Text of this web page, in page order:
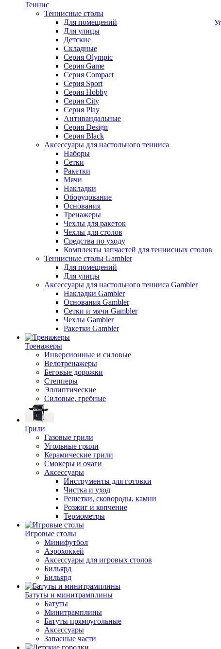
Теннис
Теннисные столы
Для помещений
Для улицы
Детские
Складные
Серия Olympic
Серия Game
Серия Compact
Серия Sport
Серия Hobby
Серия City
Серия Play
Антивандальные
Серия Design
Серия Black
Аксессуары для настольного тенниса
Наборы
Сетки
Ракетки
Мячи
Накладки
Оборудование
Основания
Тренажеры
Чехлы для ракеток
Чехлы для столов
Средства по уходу
Комплекты запчастей для теннисных столов
Теннисные столы Gambler
Для помещений
Для улицы
Аксессуары для настольного тенниса Gambler
Накладки Gambler
Основания Gambler
Сетки и мячи Gambler
Чехлы Gambler
Ракетки Gambler
Тренажеры
Инверсионные и силовые
Велотренажеры
Беговые дорожки
Степперы
Эллиптические
Силовые, гребные
Грили
Газовые грили
Угольные грили
Керамические грили
Смокеры и очаги
Аксессуары
Инструменты для готовки
Чистка и уход
Решетки, сковороды, камни
Розжиг и копчение
Термометры
Игровые столы
Минифутбол
Аэрохоккей
Аксессуары для игровых столов
Бильяpд
Бильяpд
Батуты и минитрамплины
Батуты
Минитрамплины
Батуты прямоугольные
Аксессуары
Запасные части